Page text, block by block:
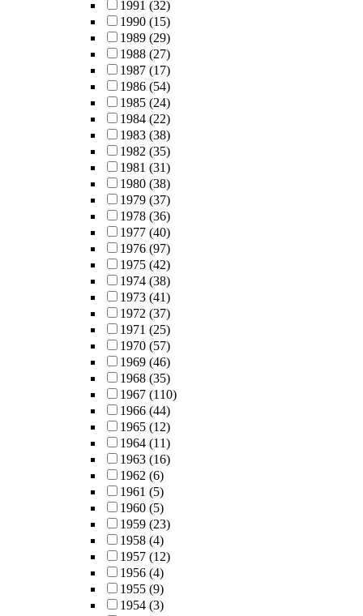
1991 (32)
1990 (15)
1989 (29)
1988 (27)
1987 (17)
1986 (54)
1985 (24)
1984 (22)
1983 (38)
1982 (35)
1981 (31)
1980 (38)
1979 (37)
1978 (36)
1977 (40)
1976 (97)
1975 (42)
1974 (38)
1973 (41)
1972 (37)
1971 (25)
1970 (57)
1969 (46)
1968 (35)
1967 (110)
1966 (44)
1965 (12)
1964 (11)
1963 (16)
1962 (6)
1961 (5)
1960 (5)
1959 (23)
1958 (4)
1957 (12)
1956 (4)
1955 (9)
1954 (3)